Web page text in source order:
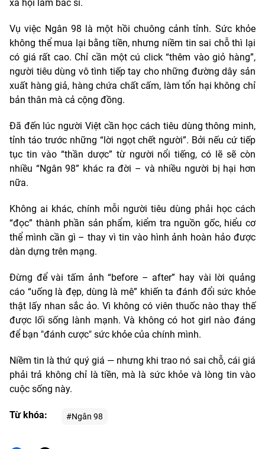
xã hội làm bác sĩ.
Vụ việc Ngân 98 là một hồi chuông cảnh tỉnh. Sức khỏe
không thể mua lại bằng tiền, nhưng niềm tin sai chỗ thì lại
có giá rất cao. Chỉ cần một cú click “thêm vào giỏ hàng”,
người tiêu dùng vô tình tiếp tay cho những đường dây sản
xuất hàng giả, hàng chứa chất cấm, làm tổn hại không chỉ
bản thân mà cả cộng đồng.
Đã đến lúc người Việt cần học cách tiêu dùng thông minh,
tỉnh táo trước những “lời ngọt chết người”. Bởi nếu cứ tiếp
tục tin vào “thần dược” từ người nổi tiếng, có lẽ sẽ còn
nhiều “Ngân 98” khác ra đời – và nhiều người bị hại hơn
nữa.
Không ai khác, chính mỗi người tiêu dùng phải học cách
“đọc” thành phần sản phẩm, kiểm tra nguồn gốc, hiểu cơ
thể mình cần gì – thay vì tin vào hình ảnh hoàn hảo được
dàn dựng trên mạng.
Đừng để vài tấm ảnh “before – after” hay vài lời quảng
cáo “uống là đẹp, dùng là mê” khiến ta đánh đổi sức khỏe
thật lấy nhan sắc ảo. Vì không có viên thuốc nào thay thế
được lối sống lành mạnh. Và không có hot girl nào đáng
để bạn "đánh cược" sức khỏe của chính mình.
Niềm tin là thứ quý giá — nhưng khi trao nó sai chỗ, cái giá
phải trả không chỉ là tiền, mà là sức khỏe và lòng tin vào
cuộc sống này.
Từ khóa: #Ngân 98